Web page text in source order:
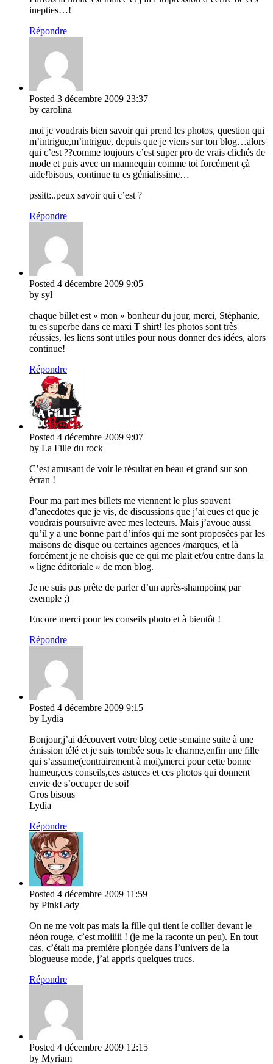
inepties…!
Répondre
Posted 3 décembre 2009 23:37
by carolina
moi je voudrais bien savoir qui prend les photos, question qui
m’intrigue,m’intrigue, depuis que je viens sur ton blog…alors
qui c’est ??comme toujours c’est super pro de vrais clichés de
mode et puis avec un mannequin comme toi forcément çà
aide!bisous, continue tu es génialissime…
pssitt:..peux savoir qui c’est ?
Répondre
Posted 4 décembre 2009 9:05
by syl
chaque billet est « mon » bonheur du jour, merci, Stéphanie,
tu es superbe dans ce maxi T shirt! les photos sont très
réussies, les liens sont utiles pour nous donner des idées, alors
continue!
Répondre
Posted 4 décembre 2009 9:07
by La Fille du rock
C’est amusant de voir le résultat en beau et grand sur son
écran !
Pour ma part mes billets me viennent le plus souvent
d’anecdotes que je vis, de discussions que j’ai eues et que je
voudrais poursuivre avec mes lecteurs. Mais j’avoue aussi
qu’il y a une bonne part d’infos qui me sont proposées par les
maisons de disque ou certaines agences /marques, et là
forcément je ne choisis que ce qui me plait et/ou entre dans la
« ligne éditoriale » de mon blog.
Je ne suis pas prête de parler d’un après-shampoing par
exemple ;)
Encore merci pour tes conseils photo et à bientôt !
Répondre
Posted 4 décembre 2009 9:15
by Lydia
Bonjour,j’ai découvert votre blog cette semaine suite à une
émission télé et je suis tombée sous le charme,enfin une fille
qui s’assume(contrairement à moi),merci pour cette bonne
humeur,ces conseils,ces astuces et ces photos qui donnent
envie de s’occuper de soi!
Gros bisous
Lydia
Répondre
Posted 4 décembre 2009 11:59
by PinkLady
On ne me voit pas mais la fille qui tient le collier devant le
néon rouge, c’est moiiiii ! (je me la raconte un peu). En tout
cas, c’était ma première plongée dans l’univers de la
blogueuse mode, j’ai appris quelques trucs.
Répondre
Posted 4 décembre 2009 12:15
by Myriam